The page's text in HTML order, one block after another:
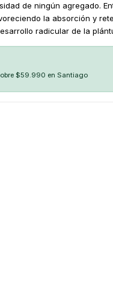
de ningún agregado.
la absorción y
radicular de la
$59.990 en Santiago